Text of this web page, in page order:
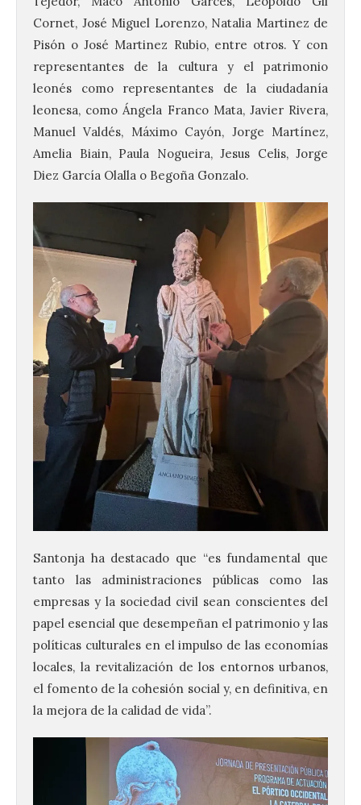
Cornet, José Miguel Lorenzo, Natalia Martinez de
Pisón o José Martinez Rubio, entre otros. Y con
representantes de la cultura y el patrimonio
leonés como representantes de la ciudadanía
leonesa, como Ángela Franco Mata, Javier Rivera,
Manuel Valdés, Máximo Cayón, Jorge Martínez,
Amelia Biain, Paula Nogueira, Jesus Celis, Jorge
Diez García Olalla o Begoña Gonzalo.
Santonja ha destacado que “es fundamental que
tanto las administraciones públicas como las
empresas y la sociedad civil sean conscientes del
papel esencial que desempeñan el patrimonio y las
políticas culturales en el impulso de las economías
locales, la revitalización de los entornos urbanos,
el fomento de la cohesión social y, en definitiva, en
la mejora de la calidad de vida”.